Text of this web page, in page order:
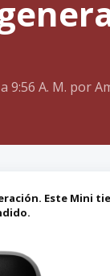
9:56 A. M. por
Este Mini